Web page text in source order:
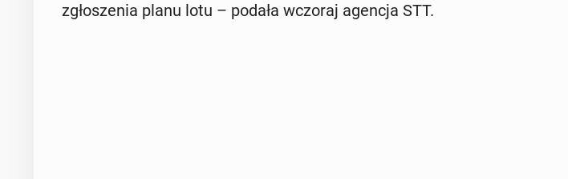
zgło­sze­nia planu lotu – podała wczoraj agencja STT.